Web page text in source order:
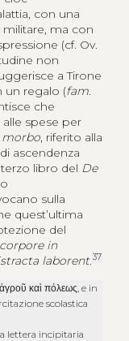
con una
ma con
(cf. Ov.
non
a Tirone
un regalo (fam.
che
spese per
, riferito alla
ascendenza
terzo libro del De
sulla
quest’ultima
del
in
laborent.37
καὶ πόλεως , e in
scolastica
lettera incipitaria